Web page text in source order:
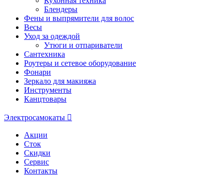
Блендеры
Фены и выпрямители для волос
Весы
Уход за одеждой
Утюги и отпариватели
Сантехника
Роутеры и сетевое оборудование
Фонари
Зеркало для макияжа
Инструменты
Канцтовары
Электросамокаты
Акции
Сток
Скидки
Сервис
Контакты